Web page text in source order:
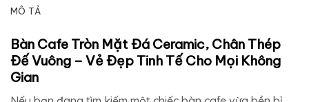
MÔ TẢ
Bàn Cafe Tròn Mặt Đá Ceramic, Chân Thép
Đế Vuông – Vẻ Đẹp Tinh Tế Cho Mọi Không
Gian